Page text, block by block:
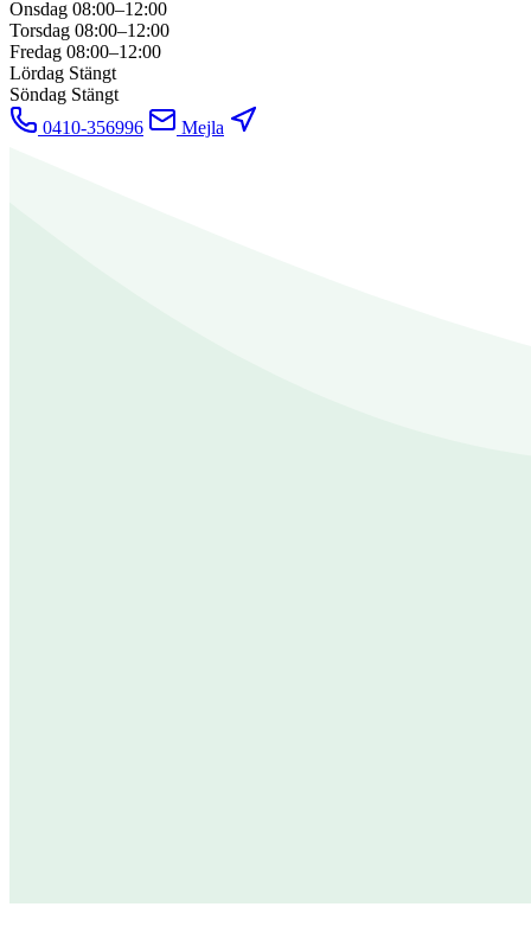
Onsdag 08:00–12:00
Torsdag 08:00–12:00
Fredag 08:00–12:00
Lördag Stängt
Söndag Stängt
0410-356996
Mejla